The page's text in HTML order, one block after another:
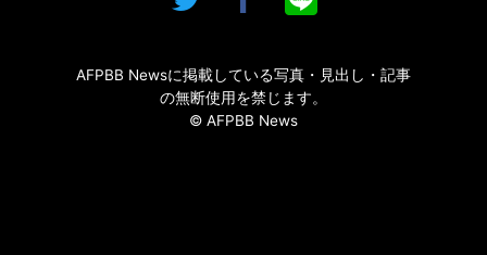
AFPBB Newsに掲載している写真・見出し・記事
の無断使用を禁じます。
© AFPBB News